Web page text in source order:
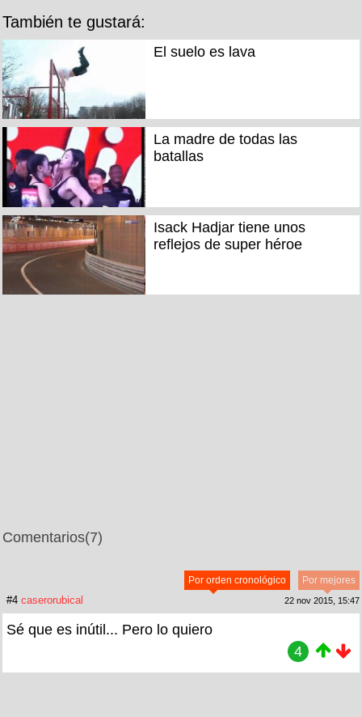
También te gustará:
El suelo es lava
La madre de todas las
batallas
Isack Hadjar tiene unos
reflejos de super héroe
Comentarios(7)
Por mejores
Por orden cronológico
#4 caserorubical 22 nov 2015, 15:47
Sé que es inútil... Pero lo quiero
4